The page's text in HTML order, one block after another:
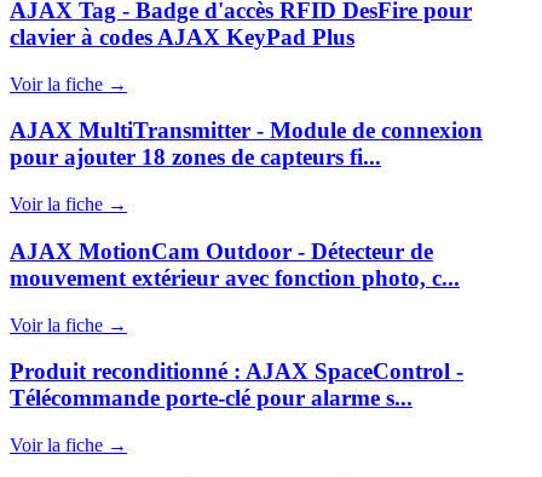
AJAX Tag - Badge d'accès RFID DesFire pour
clavier à codes AJAX KeyPad Plus
Voir la fiche →
AJAX MultiTransmitter - Module de connexion
pour ajouter 18 zones de capteurs fi...
Voir la fiche →
AJAX MotionCam Outdoor - Détecteur de
mouvement extérieur avec fonction photo, c...
Voir la fiche →
Produit reconditionné : AJAX SpaceControl -
Télécommande porte-clé pour alarme s...
Voir la fiche →